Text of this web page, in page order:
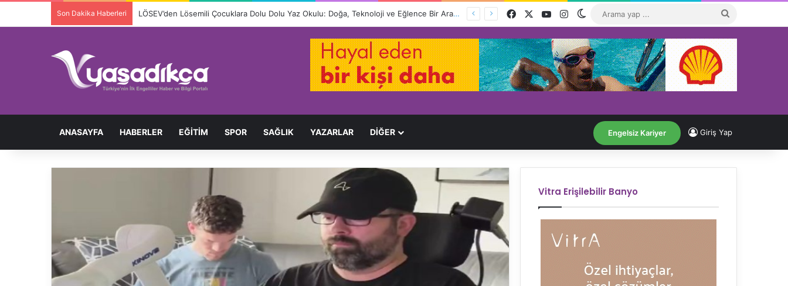
Son Dakika Haberleri LÖSEV’den Lösemili Çocuklara Dolu Dolu Yaz Okulu: Doğa, Teknoloji ve Eğlence Bir Arada Facebook YouTubeInstagramDış görünümü değiştir
...
ANASAYFA HABERLER EĞITIM SPOR SAĞLIK YAZARLAR DİĞER Engelsiz Kariyer Giriş Yap
Vitra Erişilebilir Banyo